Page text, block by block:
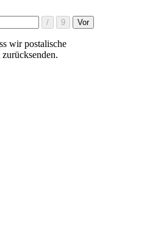
wir postalische